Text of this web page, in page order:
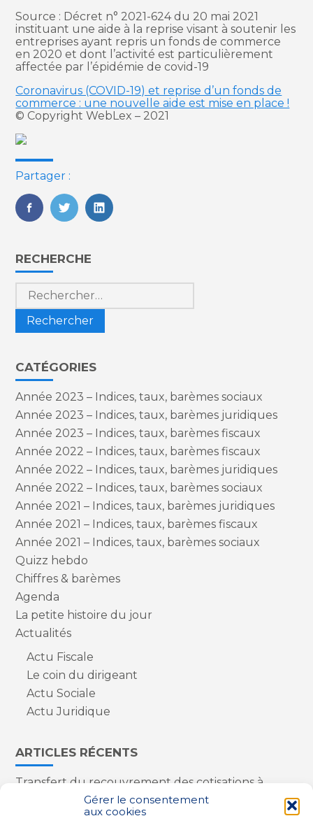
Gérer le consentement
aux cookies
Source : Décret n° 2021-624 du 20 mai 2021
instituant une aide à la reprise visant à soutenir les
entreprises ayant repris un fonds de commerce
en 2020 et dont l’activité est particulièrement
affectée par l’épidémie de covid-19
Coronavirus (COVID-19) et reprise d’un fonds de
commerce : une nouvelle aide est mise en place !
© Copyright WebLex – 2021
Partager :
FaceBook
TwitterLinkedIn
Blog
sidebar
RECHERCHE
Rechercher :
CATÉGORIES
Année 2023 – Indices, taux, barèmes sociaux
Année 2023 – Indices, taux, barèmes juridiques
Année 2023 – Indices, taux, barèmes fiscaux
Année 2022 – Indices, taux, barèmes fiscaux
Année 2022 – Indices, taux, barèmes juridiques
Année 2022 – Indices, taux, barèmes sociaux
Année 2021 – Indices, taux, barèmes juridiques
Année 2021 – Indices, taux, barèmes fiscaux
Année 2021 – Indices, taux, barèmes sociaux
Quizz hebdo
Chiffres & barèmes
Agenda
La petite histoire du jour
Actualités
Actu Fiscale
Le coin du dirigeant
Actu Sociale
Actu Juridique
ARTICLES RÉCENTS
Transfert du recouvrement des cotisations à
l’Urssaf : des nouveautés
Appareils reconditionnés : annulation de la